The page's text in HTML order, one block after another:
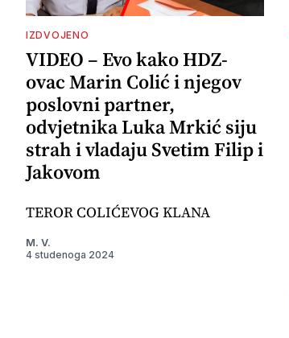
IZDVOJENO
VIDEO – Evo kako HDZ-
ovac Marin Colić i njegov
poslovni partner,
odvjetnika Luka Mrkić siju
strah i vladaju Svetim Filip i
Jakovom
TEROR COLIĆEVOG KLANA
M. V.
4 studenoga 2024